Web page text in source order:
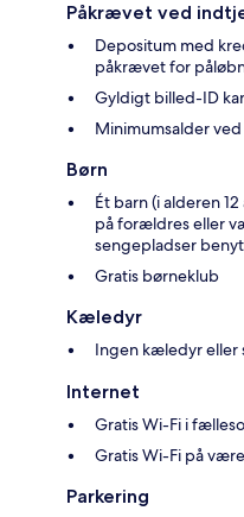
Påkrævet ved
Depositum med
påkrævet for
Gyldigt billed-ID
Minimumsalder
Børn
Ét barn (i alderen
på forældres eller
sengepladser
Gratis børneklub
Kæledyr
Ingen kæledyr eller
Internet
Gratis Wi-Fi i
Gratis Wi-Fi på
Parkering